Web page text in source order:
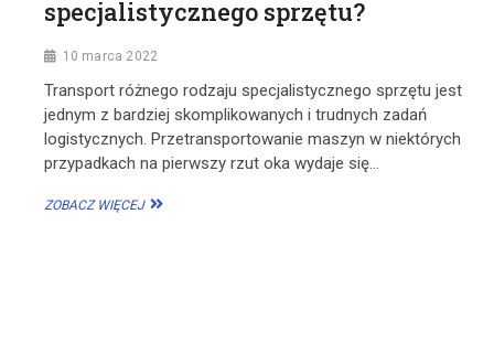
specjalistycznego sprzętu?
10 marca 2022
Transport różnego rodzaju specjalistycznego sprzętu jest
jednym z bardziej skomplikowanych i trudnych zadań
logistycznych. Przetransportowanie maszyn w niektórych
przypadkach na pierwszy rzut oka wydaje się…
ZOBACZ WIĘCEJZ